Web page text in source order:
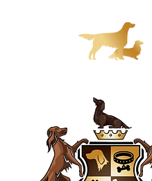
Charmed Bandit of JAG –